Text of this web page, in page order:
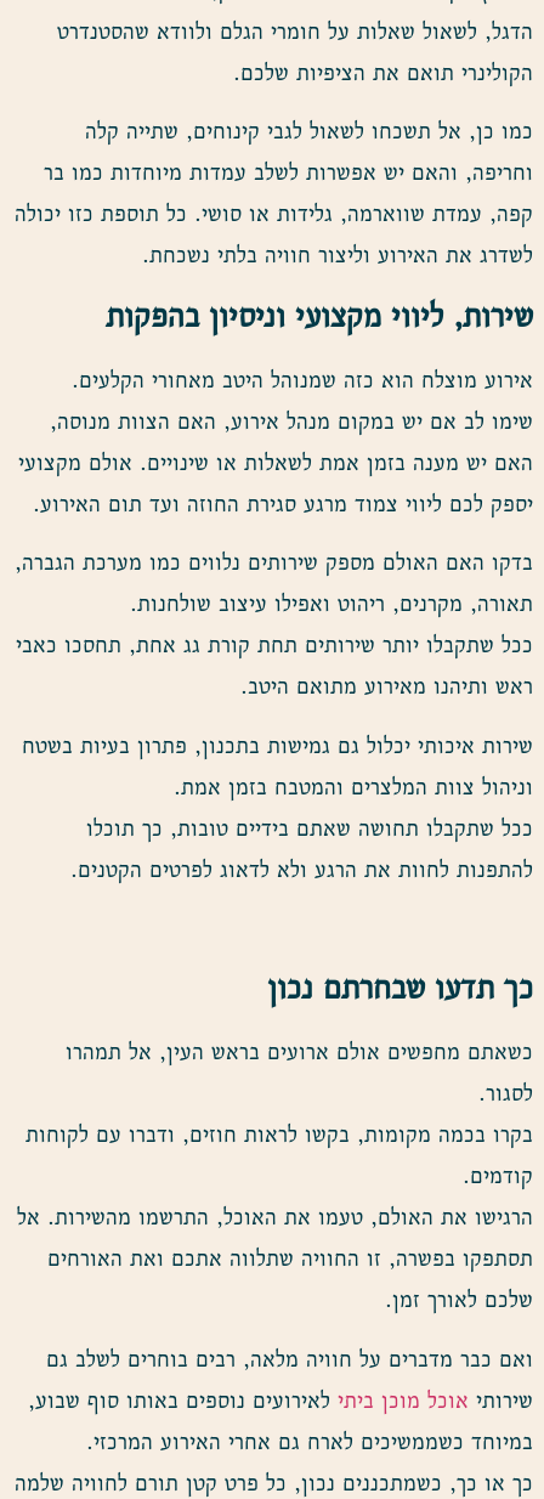
הדגל, לשאול שאלות על חומרי הגלם ולוודא שהסטנדרט
הקולינרי תואם את הציפיות שלכם.
כמו כן, אל תשכחו לשאול לגבי קינוחים, שתייה קלה
וחריפה, והאם יש אפשרות לשלב עמדות מיוחדות כמו בר
קפה, עמדת שווארמה, גלידות או סושי. כל תוספת כזו יכולה
לשדרג את האירוע וליצור חוויה בלתי נשכחת.
שירות, ליווי מקצועי וניסיון בהפקות
אירוע מוצלח הוא כזה שמנוהל היטב מאחורי הקלעים.
שימו לב אם יש במקום מנהל אירוע, האם הצוות מנוסה,
האם יש מענה בזמן אמת לשאלות או שינויים. אולם מקצועי
יספק לכם ליווי צמוד מרגע סגירת החוזה ועד תום האירוע.
בדקו האם האולם מספק שירותים נלווים כמו מערכת הגברה,
תאורה, מקרנים, ריהוט ואפילו עיצוב שולחנות.
ככל שתקבלו יותר שירותים תחת קורת גג אחת, תחסכו כאבי
ראש ותיהנו מאירוע מתואם היטב.
שירות איכותי יכלול גם גמישות בתכנון, פתרון בעיות בשטח
וניהול צוות המלצרים והמטבח בזמן אמת.
ככל שתקבלו תחושה שאתם בידיים טובות, כך תוכלו
להתפנות לחוות את הרגע ולא לדאוג לפרטים הקטנים.
כך תדעו שבחרתם נכון
כשאתם מחפשים אולם ארועים בראש העין, אל תמהרו
לסגור.
בקרו בכמה מקומות, בקשו לראות חוזים, ודברו עם לקוחות
קודמים.
הרגישו את האולם, טעמו את האוכל, התרשמו מהשירות. אל
תסתפקו בפשרה, זו החוויה שתלווה אתכם ואת האורחים
שלכם לאורך זמן.
ואם כבר מדברים על חוויה מלאה, רבים בוחרים לשלב גם
שירותי אוכל מוכן ביתילאירועים נוספים באותו סוף שבוע,
במיוחד כשממשיכים לארח גם אחרי האירוע המרכזי.
כך או כך, כשמתכננים נכון, כל פרט קטן תורם לחוויה שלמה